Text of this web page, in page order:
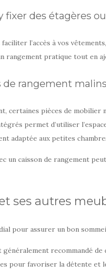
fixer des étagères
l’accès à vos
rangement pratique tout en
de rangement malins
certaines pièces de
permet d’utiliser
adaptée aux petites
un caisson de rangement
ses autres
pour assurer un bon
généralement recommandé
pour favoriser la détente et